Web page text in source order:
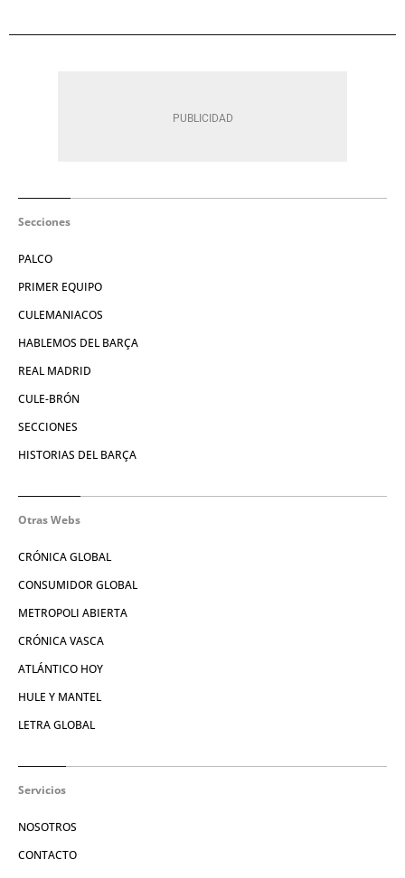
Secciones
PALCO
PRIMER EQUIPO
CULEMANIACOS
HABLEMOS DEL BARÇA
REAL MADRID
CULE-BRÓN
SECCIONES
HISTORIAS DEL BARÇA
Otras Webs
CRÓNICA GLOBAL
CONSUMIDOR GLOBAL
METROPOLI ABIERTA
CRÓNICA VASCA
ATLÁNTICO HOY
HULE Y MANTEL
LETRA GLOBAL
Servicios
NOSOTROS
CONTACTO